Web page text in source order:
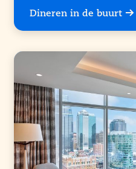
Dineren in de buurt